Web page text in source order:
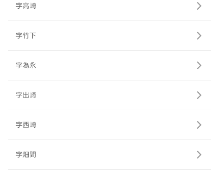
字高崎
字竹下
字為永
字出崎
字西崎
字畑間